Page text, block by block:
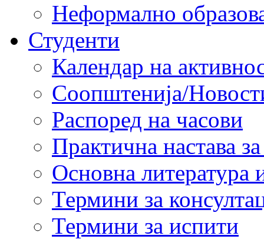
Неформално
Студенти
Календар на
Соопштенија/
Распоред на часови
Практична настава
Основна литература
Термини за
Термини за испити